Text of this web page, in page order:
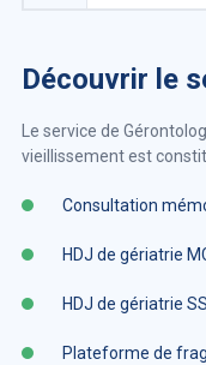
Découvrir le
Le service de
vieillissement est
Consultation
HDJ de gériatrie
HDJ de gériatrie
Plateforme de